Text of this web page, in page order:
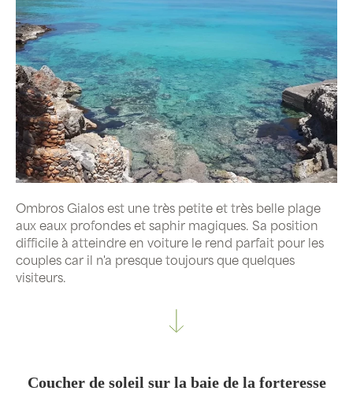
Ombros Gialos est une très petite et très belle plage
aux eaux profondes et saphir magiques. Sa position
difficile à atteindre en voiture le rend parfait pour les
couples car il n'a presque toujours que quelques
visiteurs.
Coucher de soleil sur la baie de la forteresse